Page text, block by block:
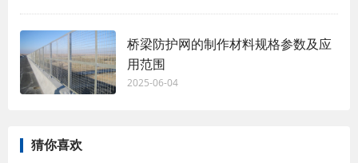
桥梁防护网的制作材料规格参数及应
用范围
2025-06-04
猜你喜欢